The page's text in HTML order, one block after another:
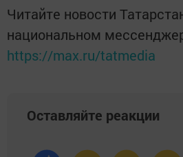
Читайте новости
национальном
https://max.ru/tatmedia
Оставляйте реакции